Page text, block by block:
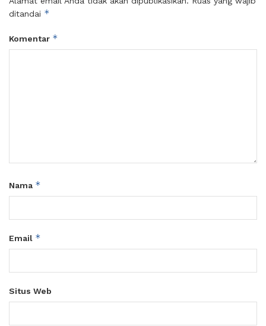
ditandai *
Komentar *
Nama *
Email *
Situs Web